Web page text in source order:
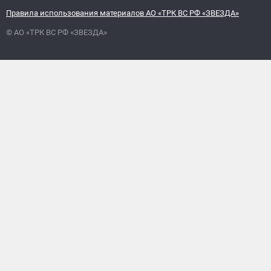
Правила использования материалов АО «ТРК ВС РФ «ЗВЕЗДА»
© АО «ТРК ВС РФ «ЗВЕЗДА»